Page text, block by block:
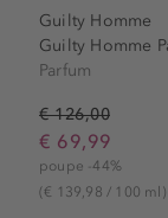
Guilty Homme
Parfum
€ 126,00
€ 69,99
poupe -44%
(€ 139,98 / 100 ml)